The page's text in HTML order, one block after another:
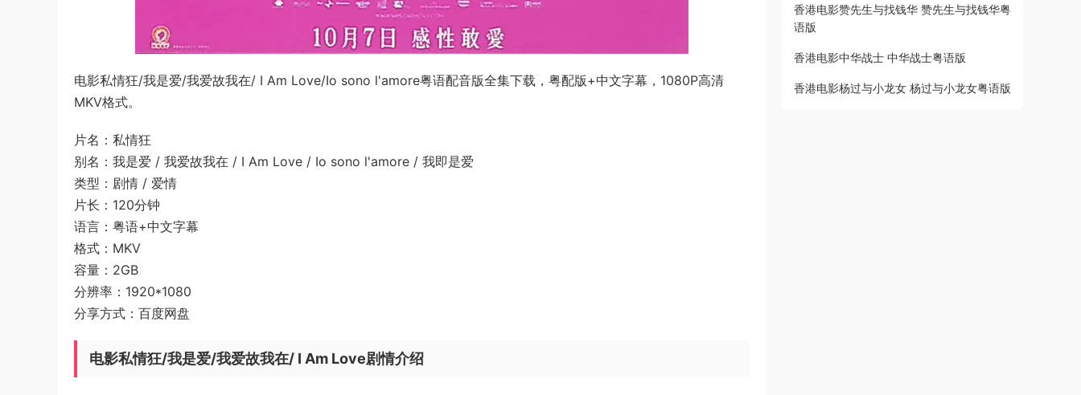
电影私情狂/我是爱/我爱故我在/ I Am Love/Io sono l'amore粤语配音版全集下载，粤配版+中文字幕，1080P高清
MKV格式。
片名：私情狂
别名：我是爱 / 我爱故我在 / I Am Love / Io sono l'amore / 我即是爱
类型：剧情 / 爱情
片长：120分钟
语言：粤语+中文字幕
格式：MKV
容量：2GB
分辨率：1920*1080
分享方式：百度网盘
电影私情狂/我是爱/我爱故我在/ I Am Love剧情介绍
香港电影赞先生与找钱华 赞先生与找钱华粤
语版
香港电影中华战士 中华战士粤语版
香港电影杨过与小龙女 杨过与小龙女粤语版